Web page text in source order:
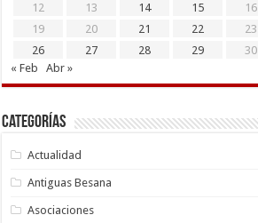
12
13 14 15 16
19
20 21 22 23
26
27 28 29 30
« Feb
Abr »
Categorías
Actualidad
Antiguas Besana
Asociaciones